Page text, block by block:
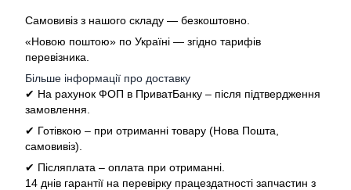
Самовивіз з нашого складу — безкоштовно.
«Новою поштою» по Україні — згідно тарифів
перевізника.
Більше інформації про доставку
✔ На рахунок ФОП в ПриватБанку – після підтвердження
замовлення.
✔ Готівкою – при отриманні товару (Нова Пошта,
самовивіз).
✔ Післяплата – оплата при отриманні.
14 днів гарантії на перевірку працездатності запчастин з